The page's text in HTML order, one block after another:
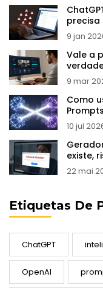
precisa
coisa
9 jan
Vale a
9 mar
Como
LLMs
10 jul
existe,
22 mai
Etiquetas De
ChatGPT
OpenAI